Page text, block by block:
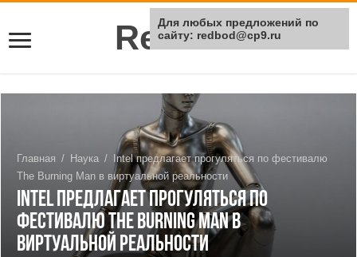
Rei Red
Главная / Наука /
Intel предлагает прогуляться по фестивалю
The Burning Man в виртуальной реальности
Intel предлагает прогуляться по
фестивалю The Burning Man в
виртуальной реальности
Для любых предложений по
сайту: redbod@cp9.ru